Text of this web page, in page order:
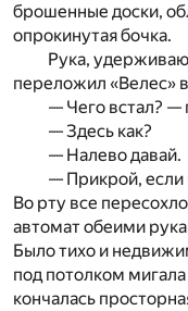
брошенные доски,
опрокинутая бочка.
Рука,
переложил «Велес»
— Чего встал? —
— Здесь как?
— Налево давай.
— Прикрой, если
Во рту все
автомат обеими
Было тихо и
под потолком
кончалась